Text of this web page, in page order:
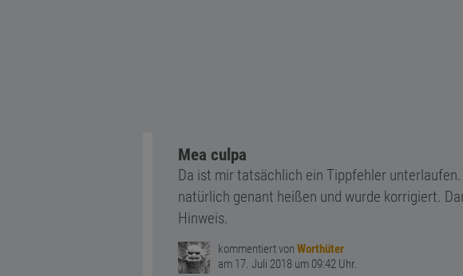
Mea culpa
Da ist mir tatsächlich ein Tippfehler unterlaufen.
natürlich genant heißen und wurde korrigiert.
Hinweis.
kommentiert von Worthüter
am 17. Juli 2018 um 09:42 Uhr.